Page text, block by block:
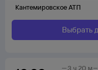
Кантемировское АТП
Выбрать
3 ч 20 м